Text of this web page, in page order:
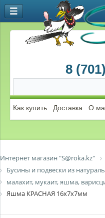
8
Как купить Доставка О
Интернет магазин "S@roka.kz"
Бусины и подвески из
малахит, мукаит, яшма,
Яшма КРАСНАЯ 16х7х7мм